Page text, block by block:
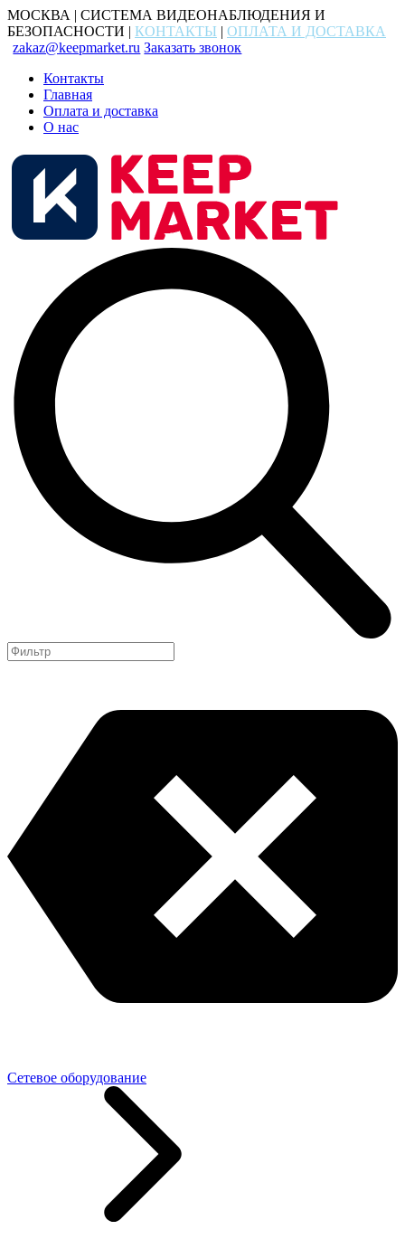
МОСКВА | СИСТЕМА ВИДЕОНАБЛЮДЕНИЯ И
БЕЗОПАСНОСТИ | КОНТАКТЫ | ОПЛАТА И ДОСТАВКА
zakaz@keepmarket.ru Заказать звонок
Контакты
Главная
Оплата и доставка
О нас
Сетевое оборудование